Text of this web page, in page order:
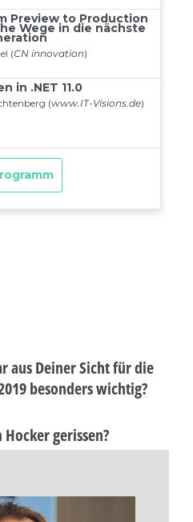
aus Deiner Sicht für die
besonders wichtig?
gerissen?